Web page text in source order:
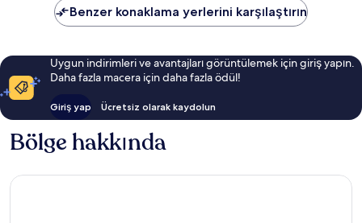
Benzer konaklama yerlerini karşılaştırın
Uygun indirimleri ve avantajları görüntülemek için giriş yapın.
Daha fazla macera için daha fazla ödül!
Giriş yap Ücretsiz olarak kaydolun
Bölge hakkında